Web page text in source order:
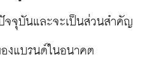
จจุบันและจะเป็นส่วนสำคัญ
องแบรนด์ในอนาคต